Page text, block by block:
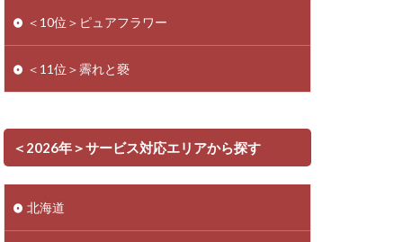
＜10位＞ピュアフラワー
＜11位＞霽れと褻
＜2026年＞サービス対応エリアから探す
北海道